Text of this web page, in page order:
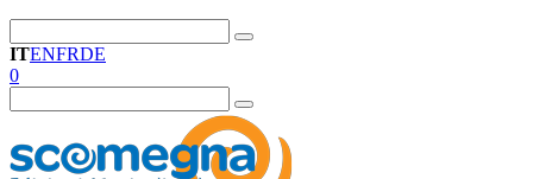
ITENFRDE
0